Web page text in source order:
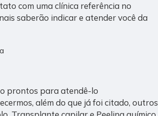
com uma clínica referência no
saberão indicar e atender você da
prontos para atendê-lo
além do que já foi citado, outros